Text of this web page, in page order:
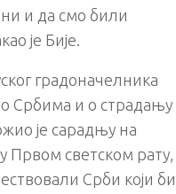
и да смо били
је Бије.
градоначелника
Србима и о страдању
је сарадњу на
Првом светском рату,
Срби који би